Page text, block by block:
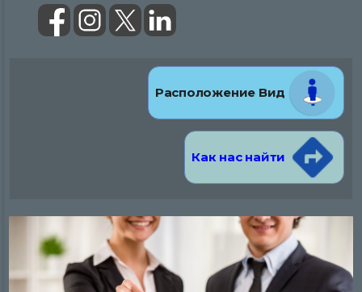
Расположение Вид
Как нас найти